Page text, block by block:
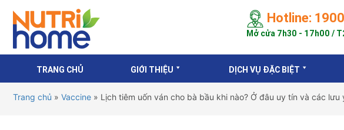
Hotline:
Mở cửa 7h30 - 17h00 /
TRANG CHỦ GIỚI THIỆU DỊCH VỤ ĐẶC BIỆT
Trang chủ » Vaccine » Lịch tiêm uốn ván cho bà bầu khi nào? Ở đâu uy tín và các lưu